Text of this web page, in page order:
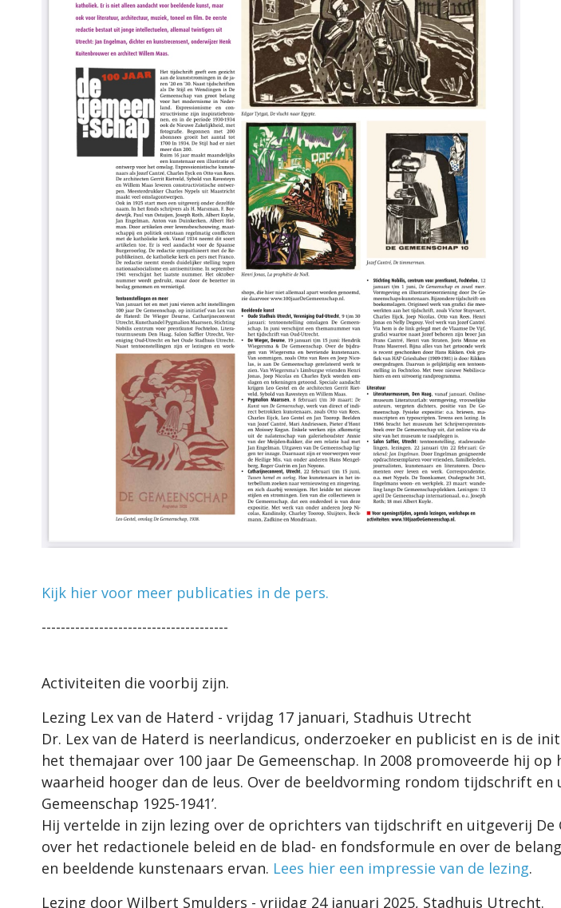
Kijk hier voor meer publicaties in de pers.
---------------------------------------
Activiteiten die voorbij zijn.
Lezing Lex van de Haterd - vrijdag 17 januari, Stadhuis Utrecht
Dr. Lex van de Haterd is neerlandicus, onderzoeker en publicist en is de
het themajaar over 100 jaar De Gemeenschap. In 2008 promoveerde hij op
waarheid hooger dan de leus. Over de beeldvorming rondom tijdschrift en
Gemeenschap 1925-1941’.
Hij vertelde in zijn lezing over de oprichters van tijdschrift en uitgeverij De
over het redactionele beleid en de blad- en fondsformule en over de
en beeldende kunstenaars ervan. Lees hier een impressie van de lezing.
Lezing door Wilbert Smulders - vrijdag 24 januari 2025, Stadhuis Utrecht.